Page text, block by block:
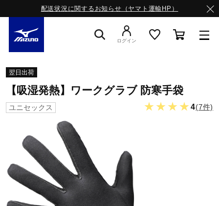
配送状況に関するお知らせ（ヤマト運輸HP）
ライフスタイルウエア
ランニング
サッカー／フットサル
ログイン
翌日出荷
【吸湿発熱】ワークグラブ 防寒手袋
ユニセックス ★★★★4(7件)